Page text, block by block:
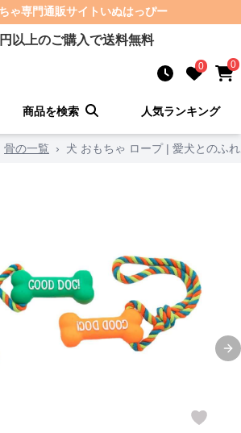
ゃ専門通販サイト いぬはっぴー
円以上のご購入で送料無料
0 0
商品を検索 人気ランキング
骨の一覧 › 犬 おもちゃ ロープ | 愛犬とのふ